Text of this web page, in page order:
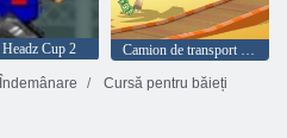
Cup 2
Camion de transport fără sfârșit
Îndemânare
Cursă pentru băieți